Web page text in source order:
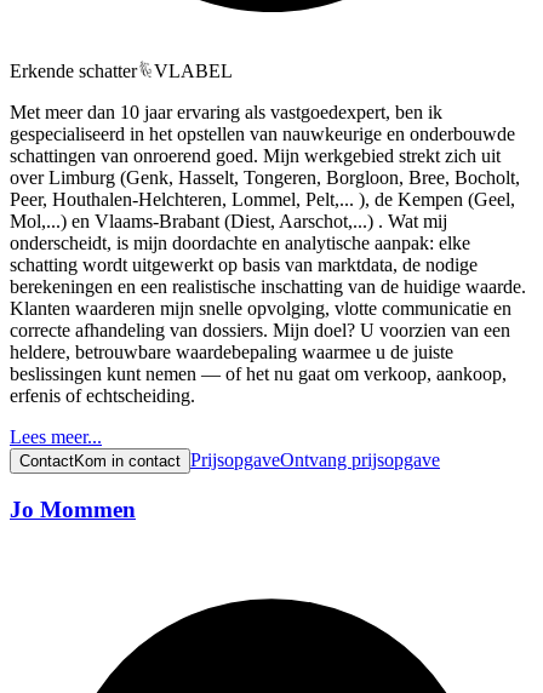
Erkende schatter
VLABEL
Met meer dan 10 jaar ervaring als vastgoedexpert, ben ik
gespecialiseerd in het opstellen van nauwkeurige en onderbouwde
schattingen van onroerend goed. Mijn werkgebied strekt zich uit
over Limburg (Genk, Hasselt, Tongeren, Borgloon, Bree, Bocholt,
Peer, Houthalen-Helchteren, Lommel, Pelt,... ), de Kempen (Geel,
Mol,...) en Vlaams-Brabant (Diest, Aarschot,...) . Wat mij
onderscheidt, is mijn doordachte en analytische aanpak: elke
schatting wordt uitgewerkt op basis van marktdata, de nodige
berekeningen en een realistische inschatting van de huidige waarde.
Klanten waarderen mijn snelle opvolging, vlotte communicatie en
correcte afhandeling van dossiers. Mijn doel? U voorzien van een
heldere, betrouwbare waardebepaling waarmee u de juiste
beslissingen kunt nemen — of het nu gaat om verkoop, aankoop,
erfenis of echtscheiding.
Lees meer...
ContactKom in contact PrijsopgaveOntvang prijsopgave
Jo Mommen